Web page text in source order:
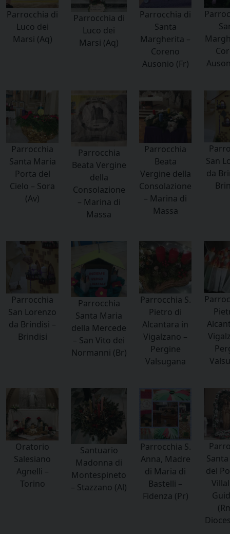
Parrocchia di
Luco dei
Marsi (Aq)
Parrocchia di
Luco dei
Marsi (Aq)
Parrocchia di
Santa
Margherita –
Coreno
Ausonio (Fr)
Parrocchia
Santa Maria
Porta del
Cielo – Sora
(Av)
Parrocchia
Beata Vergine
della
Consolazione
– Marina di
Massa
Parrocchia
Beata
Vergine della
Consolazione
– Marina di
Massa
San
da
Parrocchia
San Lorenzo
da Brindisi –
Brindisi
Parrocchia
Santa Maria
della Mercede
– San Vito dei
Normanni (Br)
Parrocchia S.
Pietro di
Alcantara in
Vigalzano –
Pergine
Valsugana
Oratorio
Salesiano
Agnelli –
Torino
Santuario
Madonna di
Montespineto
– Stazzano (Al)
Parrocchia S.
Anna, Madre
di Maria di
Bastelli –
Fidenza (Pr)
del